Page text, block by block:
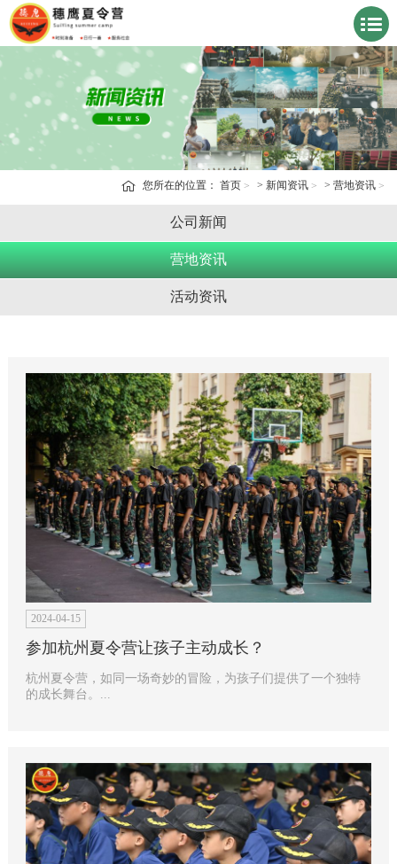
您所在的位置：首页 >新闻资讯 >营地资讯
公司新闻
营地资讯
活动资讯
2024-04-15
参加杭州夏令营让孩子主动成长？
杭州夏令营，如同一场奇妙的冒险，为孩子们提供了一个独特
的成长舞台。...